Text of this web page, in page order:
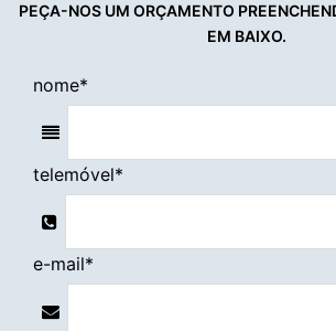
PEÇA-NOS UM ORÇAMENTO
EM BAIXO.
nome*
telemóvel*
e-mail*